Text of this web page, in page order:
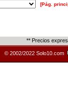
[Pág.
** Precios
© 2002/2022 Solo10.com